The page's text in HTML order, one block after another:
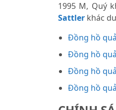
1995 M, Quý
Sattler khác
Đồng hồ
Đồng hồ
Đồng hồ
Đồng hồ